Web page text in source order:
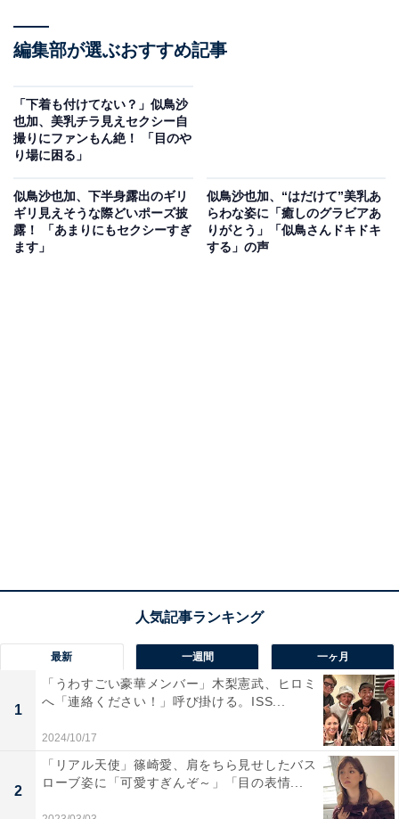
編集部が選ぶおすすめ記事
「下着も付けてない？」似鳥沙
也加、美乳チラ見えセクシー自
撮りにファンもん絶！ 「目のや
り場に困る」
似鳥沙也加、下半身露出のギリ
ギリ見えそうな際どいポーズ披
露！ 「あまりにもセクシーすぎ
ます」
似鳥沙也加、“はだけて”美乳あ
らわな姿に「癒しのグラビアあ
りがとう」「似鳥さんドキドキ
する」の声
最新 一週間 一ヶ月
1
「うわすごい豪華メンバー」木梨憲武、ヒロミ
へ「連絡ください！」呼び掛ける。ISS...
2024/10/17
2
「リアル天使」篠崎愛、肩をちら見せしたバス
ローブ姿に「可愛すぎんぞ～」「目の表情...